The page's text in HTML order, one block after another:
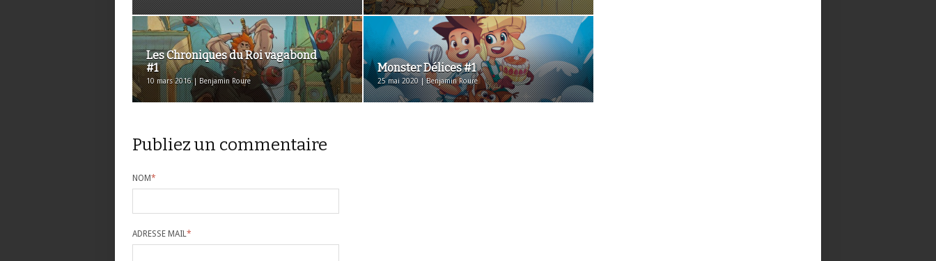
Les Chroniques du Roi vagabond
#1
10 mars 2016 | Benjamin Roure
Monster Délices #1
25 mai 2020 | Benjamin Roure
Publiez un commentaire
NOM*
ADRESSE MAIL*